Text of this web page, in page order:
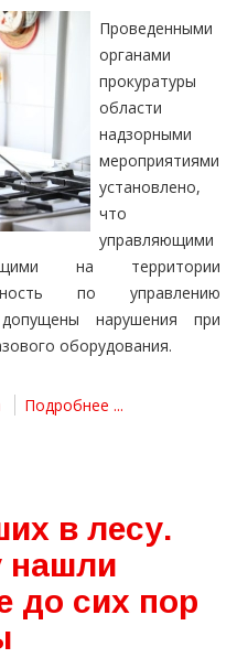
Проведенными
органами
прокуратуры
области
надзорными
мероприятиями
установлено,
что
управляющими
на территории
по управлению
нарушения при
оборудования.
Подробнее ...
в лесу.
нашли
до сих пор